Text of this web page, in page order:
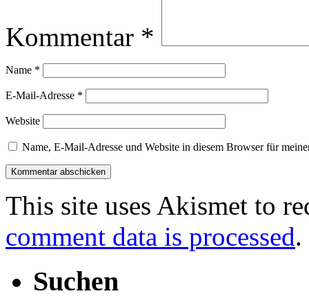
Kommentar *
Name *
E-Mail-Adresse *
Website
Name, E-Mail-Adresse und Website in diesem Browser für
This site uses Akismet to
comment data is processed.
Suchen